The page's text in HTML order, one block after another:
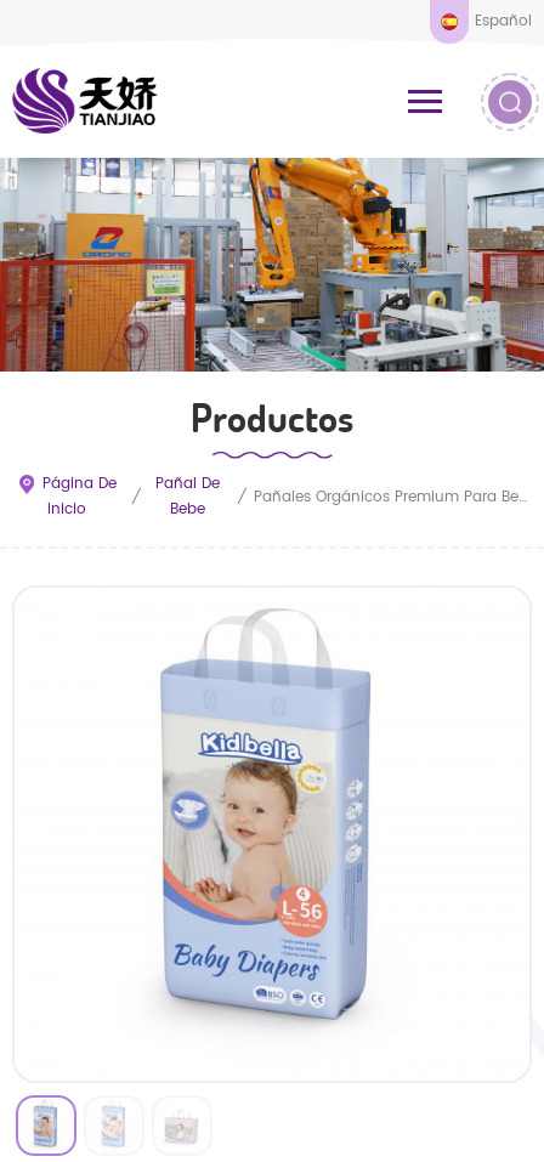
Español
Productos
Página De
Inicio
/
Pañal De
Bebe
/ Pañales Orgánicos Premium Para Bebés, Ecológicos, Hipoalergénicos Y Ultrasuaves. Disponibles Con Muestras Gratuitas. Precios Al Por Mayor. Fabricación OEM Con Tallas Personalizadas Desde Fábrica En China.